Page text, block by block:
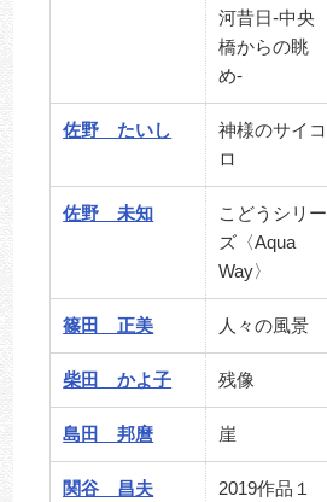
河昔日-中央
橋からの眺
め-
佐野 たいし
神様のサイコ
ロ
佐野 未知
こどうシリー
ズ〈Aqua
Way〉
篠田 正美 人々の風景
柴田 かよ子 残像
島田 邦麿 崖
関谷 昌夫 2019作品１